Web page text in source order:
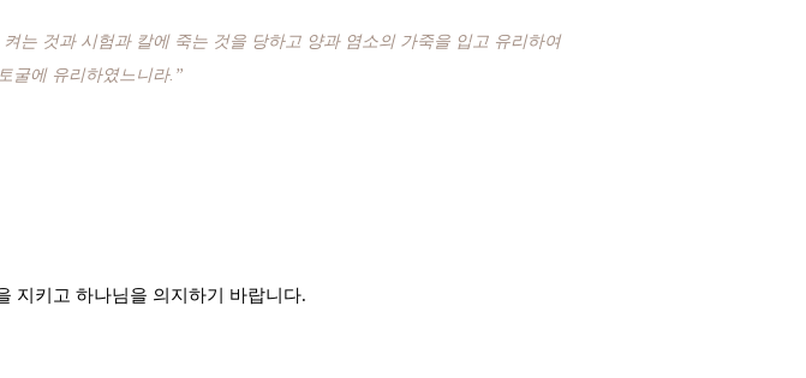
는 것과 시험과 칼에 죽는 것을 당하고 양과 염소의 가죽을 입고 유리하여
굴에 유리하였느니라.”
지키고 하나님을 의지하기 바랍니다.